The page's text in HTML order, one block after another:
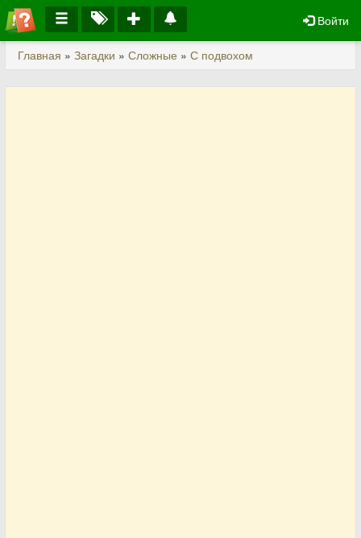
Войти
Главная » Загадки » Сложные » С подвохом